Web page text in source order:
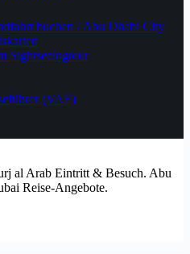
buchen / Abu Dhabi City
Sightseeingtour
(VAE)
al Arab Eintritt & Besuch. Abu
Reise-Angebote.